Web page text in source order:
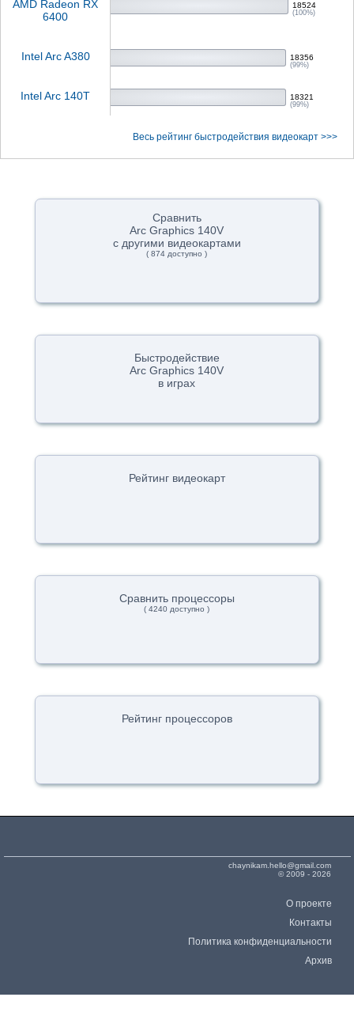
AMD Radeon RX
6400
18524
(100%)
Intel Arc A380 18356
(99%)
Intel Arc 140T 18321
(99%)
Весь рейтинг быстродействия видеокарт >>>
Сравнить
Arc Graphics 140V
с другими видеокартами
( 874 доступно )
Быстродействие
Arc Graphics 140V
в играх
Рейтинг видеокарт
Сравнить процессоры
( 4240 доступно )
Рейтинг процессоров
chaynikam.hello@gmail.com
© 2009 - 2026
О проекте
Контакты
Политика конфиденциальности
Архив